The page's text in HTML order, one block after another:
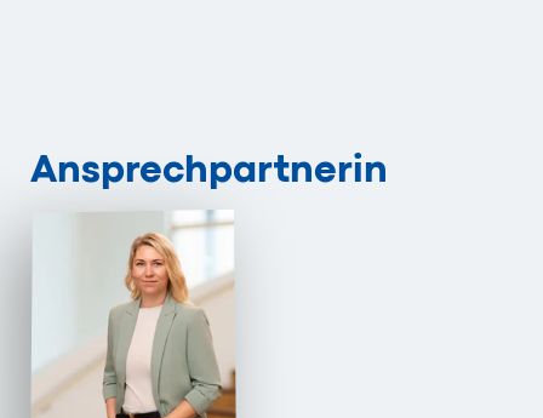
Ansprechpartnerin